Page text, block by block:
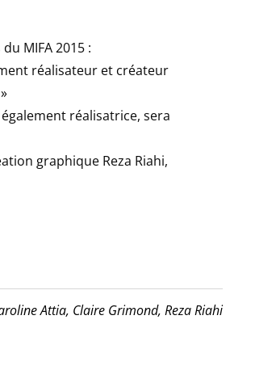
MIFA 2015 :
réalisateur et créateur
réalisatrice, sera
graphique Reza Riahi,
Attia, Claire Grimond, Reza Riahi